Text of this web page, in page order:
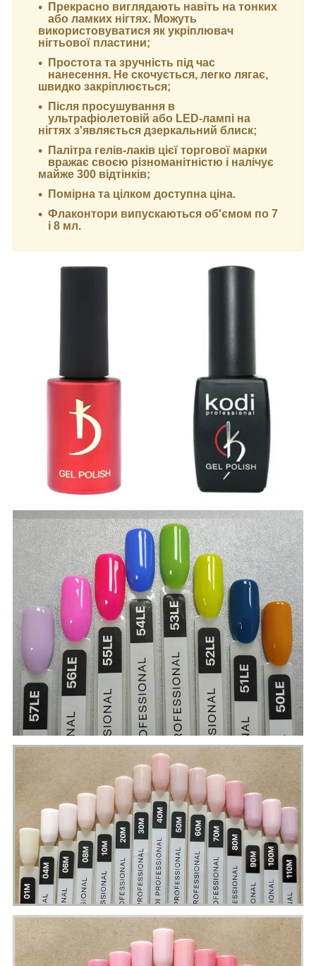
Прекрасно виглядають навіть на тонких
або ламких нігтях. Можуть
використовуватися як укріплювач
нігтьової пластини;
Простота та зручність під час
нанесення. Не скочується, легко лягає,
швидко закріплюється;
Після просушування в
ультрафіолетовій або LED-лампі на
нігтях з'являється дзеркальний блиск;
Палітра гелів-лаків цієї торгової марки
вражає своєю різноманітністю і налічує
майже 300 відтінків;
Помірна та цілком доступна ціна.
Флаконтори випускаються об'ємом по 7
і 8 мл.